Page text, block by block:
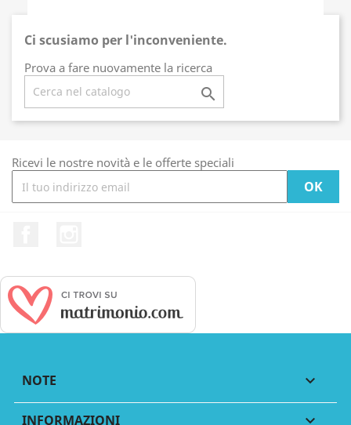
Ci scusiamo per l'inconveniente.
Prova a fare nuovamente la ricerca

Ricevi le nostre novità e le offerte speciali
NOTE 
INFORMAZIONI 